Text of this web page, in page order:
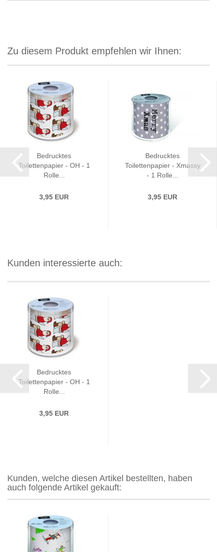
Zu diesem Produkt empfehlen wir Ihnen:
Bedrucktes
Toilettenpapier - OH - 1
Rolle...
3,95 EUR
Bedrucktes
Toilettenpapier - Xmassy
- 1 Rolle...
3,95 EUR
Kunden interessierte auch:
Bedrucktes
Toilettenpapier - OH - 1
Rolle...
3,95 EUR
Kunden, welche diesen Artikel bestellten, haben
auch folgende Artikel gekauft: